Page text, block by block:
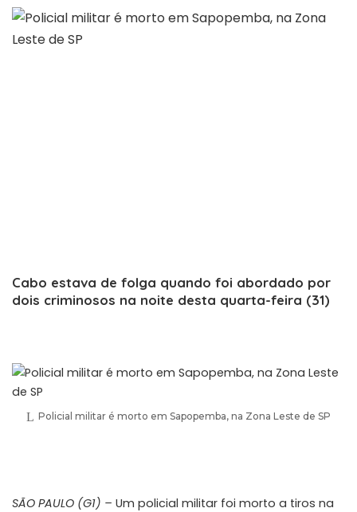
Cabo estava de folga quando foi abordado por
dois criminosos na noite desta quarta-feira (31)
Policial militar é morto em Sapopemba, na Zona Leste de SP
SÃO PAULO (G1) – Um policial militar foi morto a tiros na